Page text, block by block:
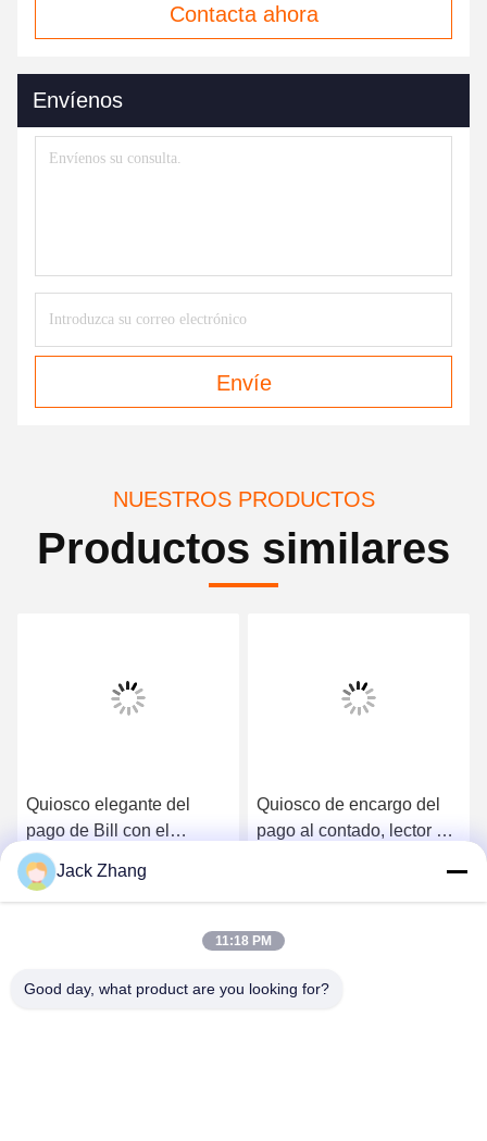
Contacta ahora
Envíenos
Envíe
NUESTROS PRODUCTOS
Productos similares
Quiosco elegante del
pago de Bill con el
efectivo, diseño montado
en la pared del standing&
libre, quiosco rentable del
Consiga el mejor precio
Quiosco de encargo del
pago al contado, lector de
servicio del uno mismo
Jack Zhang
11:18 PM
Good day, what product are you looking for?